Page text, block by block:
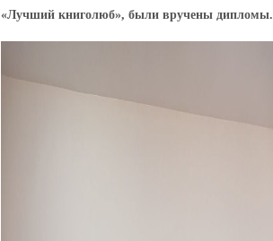
«Лучший книголюб», были вручены дипломы.